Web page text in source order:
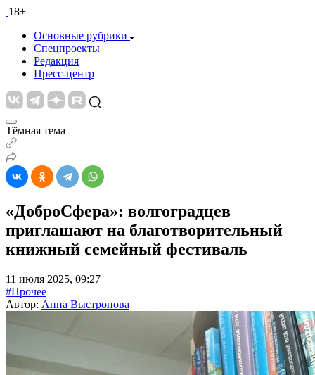
18+
Основные рубрики
Спецпроекты
Редакция
Пресс-центр
Тёмная тема
«ДоброСфера»: волгоградцев
приглашают на благотворительный
книжный семейный фестиваль
11 июля 2025, 09:27
#Прочее
Автор: Анна Выстропова